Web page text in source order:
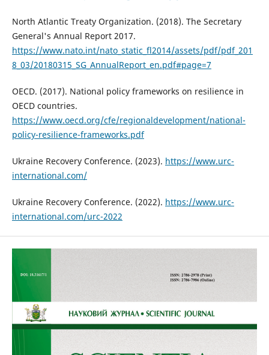
North Atlantic Treaty Organization. (2018). The Secretary
General's Annual Report 2017.
https://www.nato.int/nato_static_fl2014/assets/pdf/pdf_201
8_03/20180315_SG_AnnualReport_en.pdf#page=7
OECD. (2017). National policy frameworks on resilience in
OECD countries.
https://www.oecd.org/cfe/regionaldevelopment/national-
policy-resilience-frameworks.pdf
Ukraine Recovery Conference. (2023). https://www.urc-
international.com/
Ukraine Recovery Conference. (2022). https://www.urc-
international.com/urc-2022